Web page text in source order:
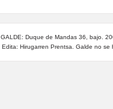
GALDE: Duque de Mandas 36, bajo.
Edita: Hirugarren Prentsa. Galde no